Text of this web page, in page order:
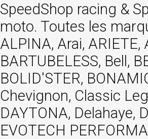
SpeedShop racing &
moto. Toutes les
ALPINA, Arai, ARIETE,
BARTUBELESS, Bell,
BOLID'STER,
Chevignon, Classic
DAYTONA, Delahaye,
EVOTECH